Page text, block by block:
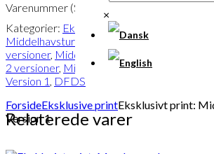
×
ForsideEksklusive printEksklusivt print:
Version 1
Varenummer (SKU):
Kategorier: Eksklusive print
Middelhavsturen | Findes i 2
versioner, Middelhavsturen | Findes i
2 versioner, Middelhavsturen |
Version 1 , DFDS
Relaterede varer